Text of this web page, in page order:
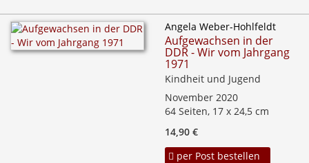
Angela Weber-Hohlfeldt
Aufgewachsen in der
DDR - Wir vom Jahrgang
1971
Kindheit und Jugend
November 2020
64 Seiten, 17 x 24,5 cm
14,90 €
per Post bestellen